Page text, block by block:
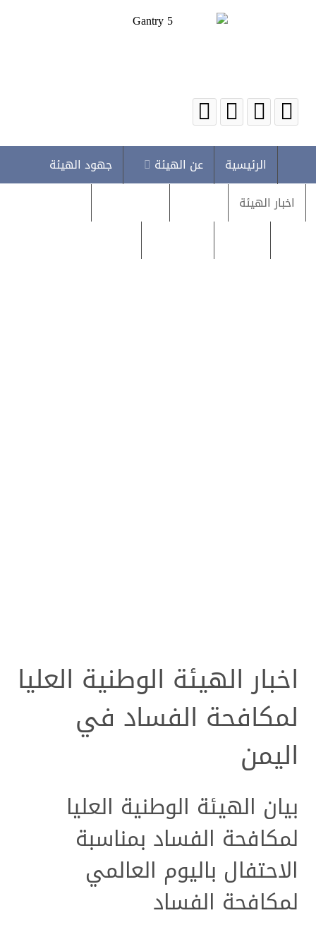
الرئيسية عن الهيئة
جهود الهيئة
اخبار الهيئة
اخبار الهيئة الوطنية العليا
لمكافحة الفساد في
اليمن
بيان الهيئة الوطنية العليا
لمكافحة الفساد بمناسبة
الاحتفال باليوم العالمي
لمكافحة الفساد